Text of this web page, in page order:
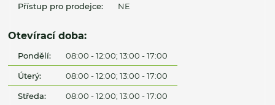
Přístup pro prodejce: NE
Otevírací doba:
Pondělí: 08:00 - 12:00; 13:00 - 17:00
Úterý: 08:00 - 12:00; 13:00 - 17:00
Středa: 08:00 - 12:00; 13:00 - 17:00